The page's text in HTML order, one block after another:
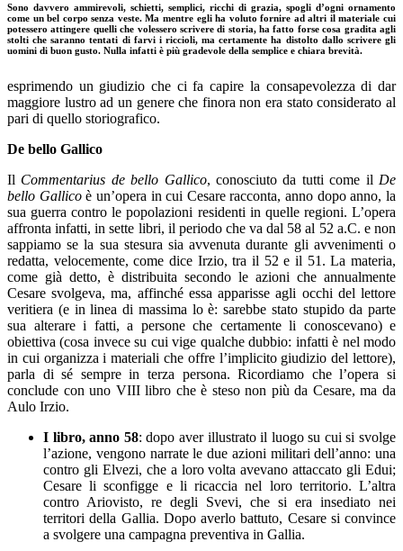
Sono davvero ammirevoli, schietti, semplici, ricchi di grazia, spogli d’ogni ornamento
come un bel corpo senza veste. Ma mentre egli ha voluto fornire ad altri il materiale cui
potessero attingere quelli che volessero scrivere di storia, ha fatto forse cosa gradita agli
stolti che saranno tentati di farvi i riccioli, ma certamente ha distolto dallo scrivere gli
uomini di buon gusto. Nulla infatti è più gradevole della semplice e chiara brevità.
esprimendo un giudizio che ci fa capire la consapevolezza di dar
maggiore lustro ad un genere che finora non era stato considerato al
pari di quello storiografico.
De bello Gallico
Il Commentarius de bello Gallico, conosciuto da tutti come il De
bello Gallicoè un’opera in cui Cesare racconta, anno dopo anno, la
sua guerra contro le popolazioni residenti in quelle regioni. L’opera
affronta infatti, in sette libri, il periodo che va dal 58 al 52 a.C. e non
sappiamo se la sua stesura sia avvenuta durante gli avvenimenti o
redatta, velocemente, come dice Irzio, tra il 52 e il 51. La materia,
come già detto, è distribuita secondo le azioni che annualmente
Cesare svolgeva, ma, affinché essa apparisse agli occhi del lettore
veritiera (e in linea di massima lo è: sarebbe stato stupido da parte
sua alterare i fatti, a persone che certamente li conoscevano) e
obiettiva (cosa invece su cui vige qualche dubbio: infatti è nel modo
in cui organizza i materiali che offre l’implicito giudizio del lettore),
parla di sé sempre in terza persona. Ricordiamo che l’opera si
conclude con uno VIII libro che è steso non più da Cesare, ma da
Aulo Irzio.
I libro, anno 58: dopo aver illustrato il luogo su cui si svolge
l’azione, vengono narrate le due azioni militari dell’anno: una
contro gli Elvezi, che a loro volta avevano attaccato gli Edui;
Cesare li sconfigge e li ricaccia nel loro territorio. L’altra
contro Ariovisto, re degli Svevi, che si era insediato nei
territori della Gallia. Dopo averlo battuto, Cesare si convince
a svolgere una campagna preventiva in Gallia.